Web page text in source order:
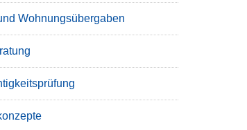
Wohnungsübergaben